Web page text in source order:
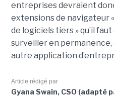
entreprises devraient
extensions de navigateur
de logiciels tiers » qu’il
surveiller en
autre application
Article rédigé par
Gyana Swain, CSO (adapté